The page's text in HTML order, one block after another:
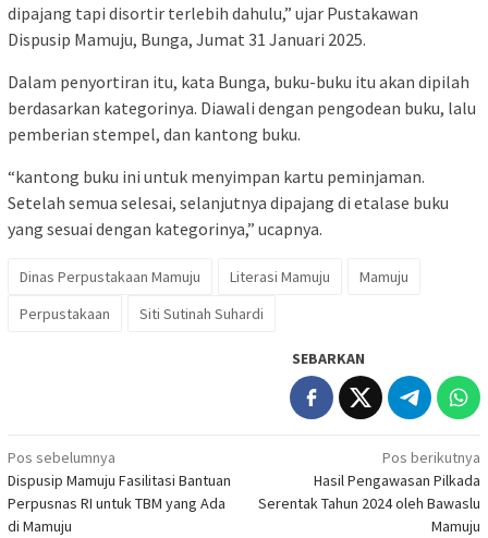
dipajang tapi disortir terlebih dahulu,” ujar Pustakawan
Dispusip Mamuju, Bunga, Jumat 31 Januari 2025.
Dalam penyortiran itu, kata Bunga, buku-buku itu akan dipilah
berdasarkan kategorinya. Diawali dengan pengodean buku, lalu
pemberian stempel, dan kantong buku.
“kantong buku ini untuk menyimpan kartu peminjaman.
Setelah semua selesai, selanjutnya dipajang di etalase buku
yang sesuai dengan kategorinya,” ucapnya.
Dinas Perpustakaan Mamuju Literasi Mamuju
Mamuju
Perpustakaan
Siti Sutinah Suhardi
SEBARKAN
Navigasi
pos
Pos sebelumnya
Dispusip Mamuju Fasilitasi Bantuan
Perpusnas RI untuk TBM yang Ada
di Mamuju
Pos berikutnya
Hasil Pengawasan Pilkada
Serentak Tahun 2024 oleh Bawaslu
Mamuju